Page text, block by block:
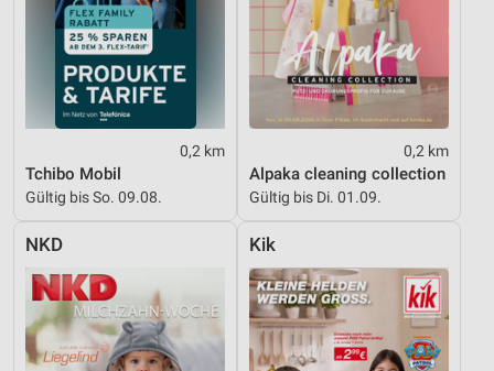
0,2 km
Tchibo Mobil
Gültig bis So. 09.08.
0,2 km
Alpaka cleaning collection
Gültig bis Di. 01.09.
NKD Kik
Werbung